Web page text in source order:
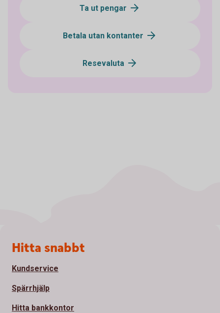
Ta ut pengar
Betala utan kontanter
Resevaluta
Sidfot
Hitta snabbt
Kundservice
Spärrhjälp
Hitta bankkontor